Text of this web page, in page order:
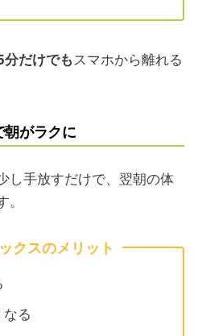
だけでも スマホから離れる
朝がラクに
し手放すだけで、翌朝の体
。
クスのメリット
る